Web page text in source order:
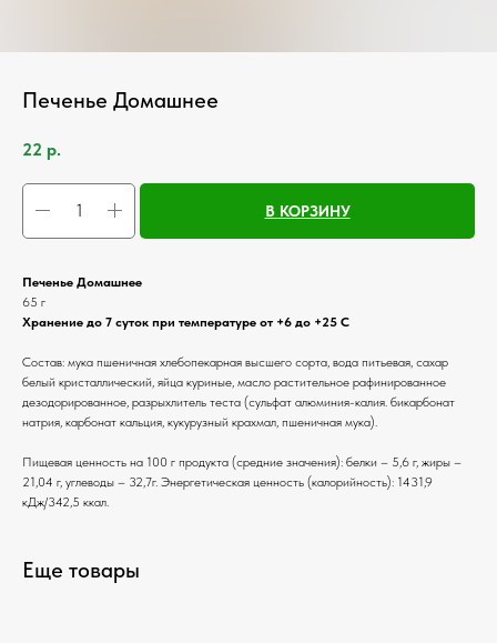
Печенье Домашнее
22 р.
В КОРЗИНУ
Печенье Домашнее
65 г
Хранение до 7 суток при температуре от +6 до +25 С
Состав: мука пшеничная хлебопекарная высшего сорта, вода питьевая, сахар
белый кристаллический, яйца куриные, масло растительное рафинированное
дезодорированное, разрыхлитель теста (сульфат алюминия-калия. бикарбонат
натрия, карбонат кальция, кукурузный крахмал, пшеничная мука).
Пищевая ценность на 100 г продукта (средние значения): белки – 5,6 г, жиры –
21,04 г, углеводы – 32,7г. Энергетическая ценность (калорийность): 1431,9
кДж/342,5 ккал.
Еще товары